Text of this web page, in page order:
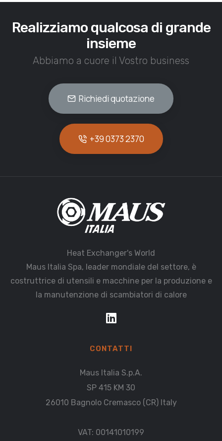
Realizziamo qualcosa di grande
insieme
Abbiamo a cuore il Vostro business
Richiedi quotazione
+39 0373 2370
Heat Exchanger's World
Maus Italia Spa, leader mondiale del settore, è
costruttrice di utensili e macchine per la produzione e
la manutenzione di scambiatori di calore
CONTATTI
Maus Italia S.p.A.
SP 415 KM 30
26010 Bagnolo Cremasco (CR) Italy
VAT: 00141010199